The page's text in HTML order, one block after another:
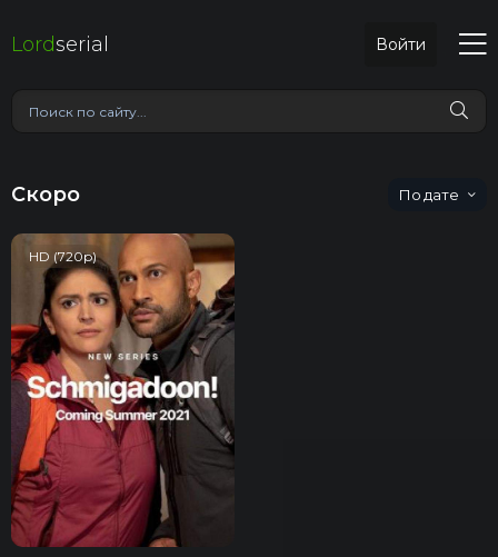
Lordserial Войти
Скоро дате
HD (720p)